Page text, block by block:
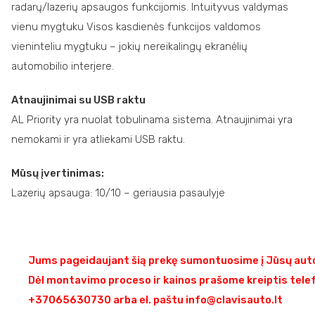
radarų/lazerių apsaugos funkcijomis. Intuityvus valdymas
vienu mygtuku Visos kasdienės funkcijos valdomos
vieninteliu mygtuku – jokių nereikalingų ekranėlių
automobilio interjere.
Atnaujinimai su USB raktu
AL Priority yra nuolat tobulinama sistema. Atnaujinimai yra
nemokami ir yra atliekami USB raktu.
Mūsų įvertinimas:
Lazerių apsauga: 10/10 – geriausia pasaulyje
Jums pageidaujant šią prekę sumontuosime į Jūsų
Dėl montavimo proceso ir kainos prašome kreiptis
+37065630730 arba el. paštu info@clavisauto.lt